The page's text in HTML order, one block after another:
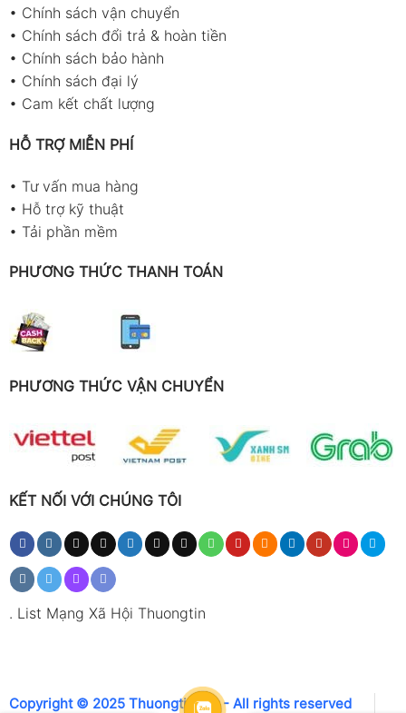
• Chính sách vận chuyển
• Chính sách đổi trả & hoàn tiền
• Chính sách bảo hành
• Chính sách đại lý
• Cam kết chất lượng
HỖ TRỢ MIỄN PHÍ
• Tư vấn mua hàng
• Hỗ trợ kỹ thuật
• Tải phần mềm
PHƯƠNG THỨC THANH TOÁN
PHƯƠNG THỨC VẬN CHUYỂN
KẾT NỐI VỚI CHÚNG TÔI
. List Mạng Xã Hội Thuongtin
Copyright © 2025 Thuongtin.net - All rights reserved